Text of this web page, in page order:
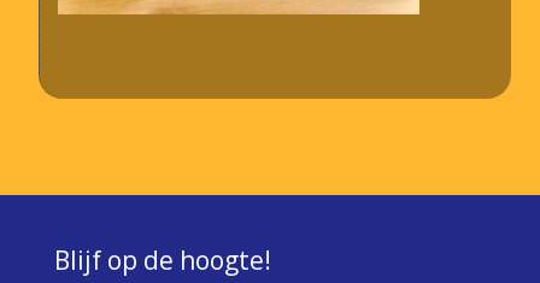
Blijf op de hoogte!